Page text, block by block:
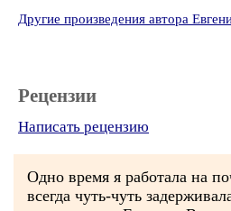
Другие произведения автора
Рецензии
Написать рецензию
Одно время я работала на
всегда чуть-чуть